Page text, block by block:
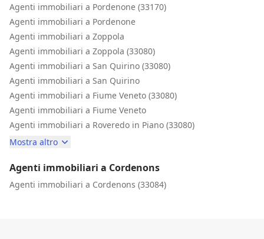
Agenti immobiliari a Pordenone (33170)
Agenti immobiliari a Pordenone
Agenti immobiliari a Zoppola
Agenti immobiliari a Zoppola (33080)
Agenti immobiliari a San Quirino (33080)
Agenti immobiliari a San Quirino
Agenti immobiliari a Fiume Veneto (33080)
Agenti immobiliari a Fiume Veneto
Agenti immobiliari a Roveredo in Piano (33080)
Mostra altro
Agenti immobiliari a Cordenons
Agenti immobiliari a Cordenons (33084)